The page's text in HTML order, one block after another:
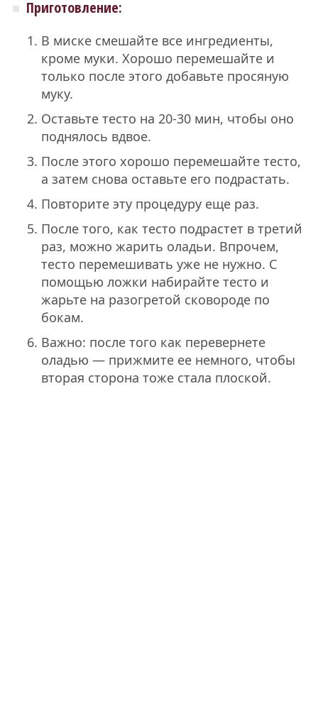
Приготовление:
В миске смешайте все ингредиенты,
кроме муки. Хорошо перемешайте и
только после этого добавьте просяную
муку.
Оставьте тесто на 20-30 мин, чтобы оно
поднялось вдвое.
После этого хорошо перемешайте тесто,
а затем снова оставьте его подрастать.
Повторите эту процедуру еще раз.
После того, как тесто подрастет в третий
раз, можно жарить оладьи. Впрочем,
тесто перемешивать уже не нужно. С
помощью ложки набирайте тесто и
жарьте на разогретой сковороде по
бокам.
Важно: после того как перевернете
оладью — прижмите ее немного, чтобы
вторая сторона тоже стала плоской.